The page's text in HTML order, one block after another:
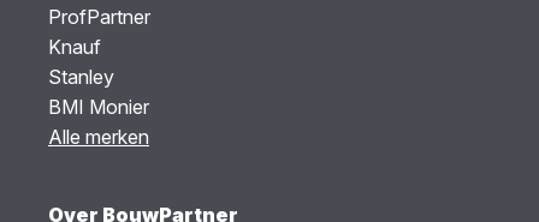
ProfPartner
Knauf
Stanley
BMI Monier
Alle merken
Over BouwPartner